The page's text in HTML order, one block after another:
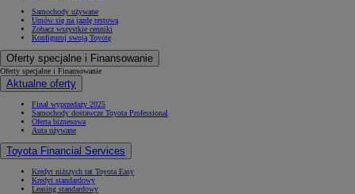
Samochody używane
Umów się na jazdę testową
Zobacz wszystkie cenniki
Konfiguruj swoją Toyotę
Oferty specjalne i Finansowanie
Oferty specjalne i Finansowanie
Aktualne oferty
Finał wyprzedaży 2025
Samochody dostawcze Toyota Professional
Oferta biznesowa
Auta używane
Toyota Financial Services
Kredyt niższych rat Toyota Easy
Kredyt standardowy
Leasing standardowy